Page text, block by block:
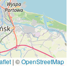
| ©OpenStreetMap